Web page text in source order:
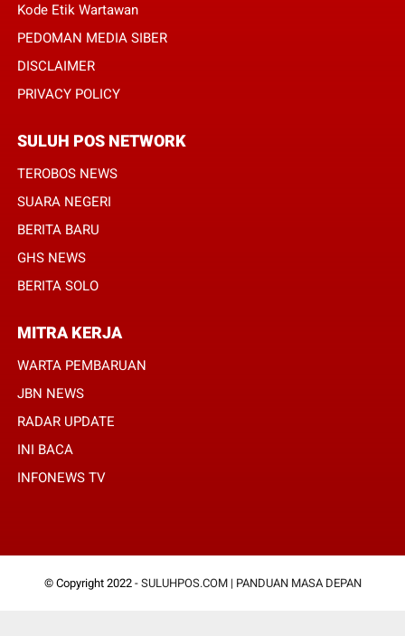
Kode Etik Wartawan
PEDOMAN MEDIA SIBER
DISCLAIMER
PRIVACY POLICY
SULUH POS NETWORK
TEROBOS NEWS
SUARA NEGERI
BERITA BARU
GHS NEWS
BERITA SOLO
MITRA KERJA
WARTA PEMBARUAN
JBN NEWS
RADAR UPDATE
INI BACA
INFONEWS TV
© Copyright 2022 - SULUHPOS.COM | PANDUAN MASA DEPAN